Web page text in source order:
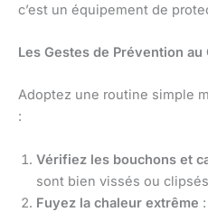
c’est un équipement de
Les Gestes de Prévention au
Adoptez une routine simple
:
Vérifiez les bouchons et
sont bien vissés ou
Fuyez la chaleur extrême